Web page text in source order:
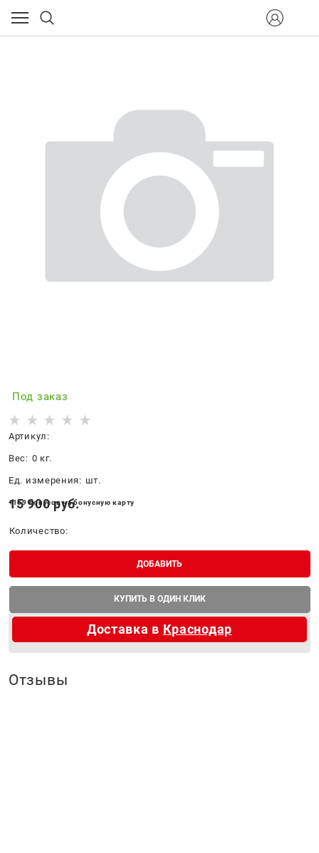
Под заказ
Артикул:
Вес: 0 кг.
Ед. измерения: шт.
15 900 руб.
+159 бонусов на бонусную карту
Количество:
ДОБАВИТЬ
КУПИТЬ В ОДИН КЛИК
Доставка в Краснодар
Отзывы